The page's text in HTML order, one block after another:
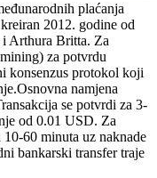
plaćanja
2012. godine od
i Arthura Britta. Za
za potvrdu
konsenzus protokol koji
Osnovna namjena
se potvrdi za 3-
od 0.01 USD. Za
60 minuta uz naknade
bankarski transfer traje